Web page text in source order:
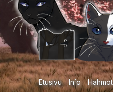
Etusivu Info Hahmot